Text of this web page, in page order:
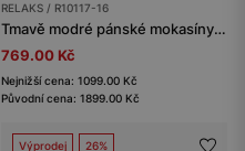
RELAKS / R10117-16
Tmavě modré pánské mokasíny RELAKS z materiálu MicroPOLYtex
769.00 Kč
Nejnižší cena: 1099.00 Kč
Původní cena: 1899.00 Kč
Výprodej 26%